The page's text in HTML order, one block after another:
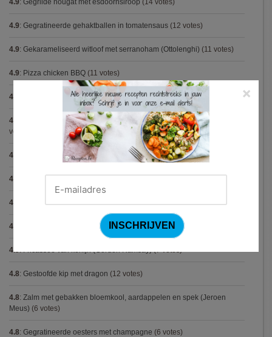
4.9: Gegrilde nougat met esdoornsiroop (14 votes)
4.9: Gegratineerde gehaktballen in tomatensaus (12 votes)
4.9: Gekarameliseerd witloof met serranoham (Ottolenghi) (11 votes)
4.9: Pizza chicken BBQ (11 votes)
4.9 Steak chimichurri (Gordon Ramsay)(10 votes)
4.9 Aspergepuree met garnalen en zure room (Piet Huysentruyt)
votes)
4.9 Konijn op Italiaanse wijze (9 votes)
4.9
4.9 Courgette carbonara(8 votes)
4.9 (7 votes)
4.9:Fricassee van konijn (Gordon Ramsay)(7 votes)
4.8: Gestoofde kip met dragon (12 votes)
4.8: Zalm met gebakken bloemkool, aardappelen en spek (Jeroen
Meus) (6 votes)
4.8: Gegratineerde oesters met champagne (6 votes)
×